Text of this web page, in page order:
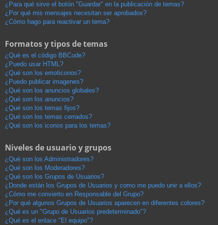
¿Para qué sirve el botón "Guardar" en la publicación de temas?
¿Por qué mis mensajes necesitan ser aprobados?
¿Cómo hago para reactivar un tema?
Formatos y tipos de temas
¿Qué es el código BBCode?
¿Puedo usar HTML?
¿Qué son los emoticonos?
¿Puedo publicar imagenes?
¿Qué son los anuncios globales?
¿Qué son los anuncios?
¿Qué son los temas fijos?
¿Qué son los temas cerrados?
¿Qué son los iconos para los temas?
Niveles de usuario y grupos
¿Qué son los Administradores?
¿Qué son los Moderadores?
¿Qué son los Grupos de Usuarios?
¿Donde están los Grupos de Usuarios y como me puedo unir a ellos?
¿Cómo me convierto en Responsable del Grupo?
¿Por qué algunos Grupos de Usuarios aparecen en diferentes colores?
¿Qué es un "Grupo de Usuarios predeterminado"?
¿Qué es el enlace "El equipo"?